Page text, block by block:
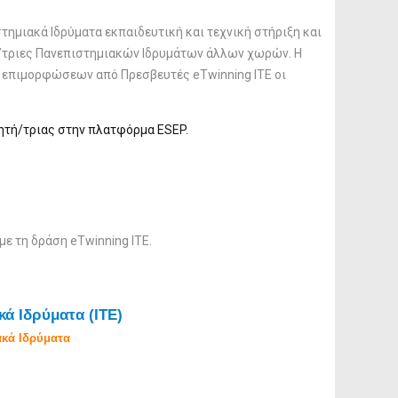
Ιδρύματα εκπαιδευτική και τεχνική στήριξη και
Πανεπιστημιακών Ιδρυμάτων άλλων χωρών. Η
από Πρεσβευτές eTwinning ITE οι
τριας στην πλατφόρμα ESEP.
τη δράση eTwinning ITE.